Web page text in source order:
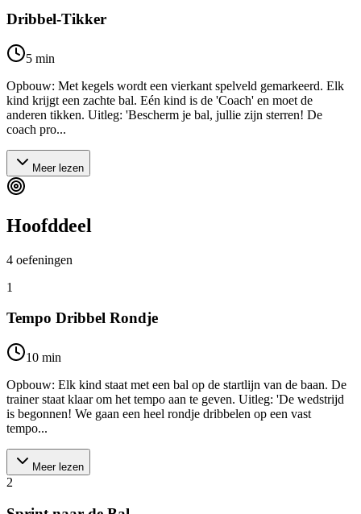
Dribbel-Tikker
5 min
Opbouw: Met kegels wordt een vierkant spelveld gemarkeerd. Elk
kind krijgt een zachte bal. Eén kind is de 'Coach' en moet de
anderen tikken. Uitleg: 'Bescherm je bal, jullie zijn sterren! De
coach pro...
Meer lezen
Hoofddeel
4 oefeningen
1
Tempo Dribbel Rondje
10 min
Opbouw: Elk kind staat met een bal op de startlijn van de baan. De
trainer staat klaar om het tempo aan te geven. Uitleg: 'De wedstrijd
is begonnen! We gaan een heel rondje dribbelen op een vast
tempo...
Meer lezen
2